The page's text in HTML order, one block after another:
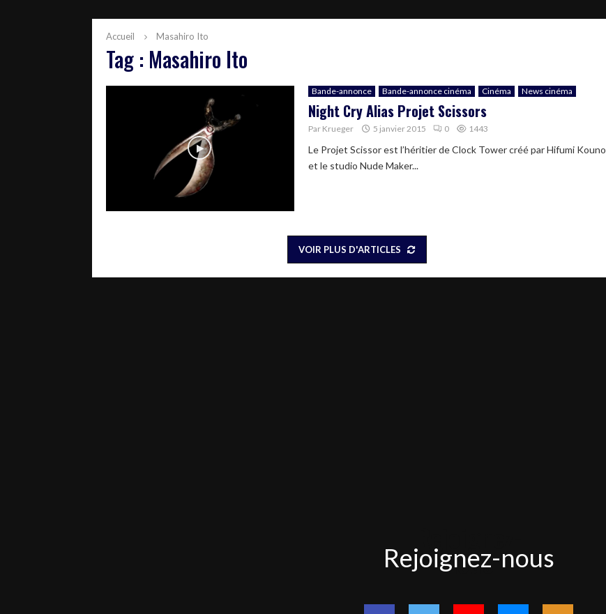
Accueil Masahiro Ito
Tag : Masahiro Ito
Bande-annonce Bande-annonce cinéma Cinéma News cinéma
Night Cry Alias Projet Scissors
Par Krueger 5 janvier 2015 0 1443
Le Projet Scissor est l’héritier de Clock Tower créé par Hifumi Kouno
et le studio Nude Maker...
VOIR PLUS D'ARTICLES
nous
Rejoignez-nous